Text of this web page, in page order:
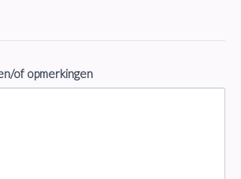
of opmerkingen